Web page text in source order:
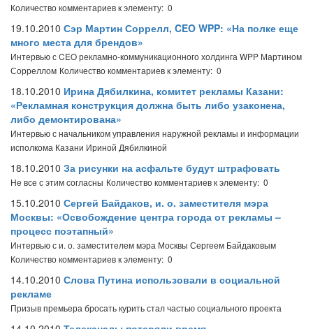
Количество комментариев к элементу: 0
19.10.2010 Сэр Мартин Соррелл, CEO WPP: «На полке еще
много места для брендов»
Интервью с CEO рекламно-коммуникационного холдинга WPP Мартином
Сорреллом Количество комментариев к элементу: 0
18.10.2010 Ирина Дябилкина, комитет рекламы Казани:
«Рекламная конструкция должна быть либо узаконена,
либо демонтирована»
Интервью с начальником управления наружной рекламы и информации
исполкома Казани Ириной Дябилкиной
18.10.2010 За рисунки на асфальте будут штрафовать
Не все с этим согласны Количество комментариев к элементу: 0
15.10.2010 Сергей Байдаков, и. о. заместителя мэра
Москвы: «Освобождение центра города от рекламы –
процесс поэтапный»
Интервью с и. о. заместителем мэра Москвы Сергеем Байдаковым
Количество комментариев к элементу: 0
14.10.2010 Слова Путина использовали в социальной
рекламе
Призыв премьера бросать курить стал частью социального проекта